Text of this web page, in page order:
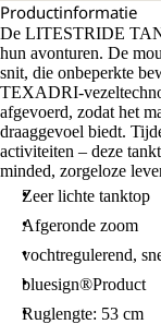
Productinformatie
De LITESTRIDE
hun avonturen. De
snit, die onbeperkte
TEXADRI-
afgevoerd, zodat het
draaggevoel biedt.
activiteiten – deze
minded, zorgeloze
Zeer lichte tanktop
Afgeronde zoom
vochtregulerend,
bluesign®Product
Ruglengte: 53 cm